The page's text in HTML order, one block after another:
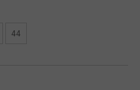
44